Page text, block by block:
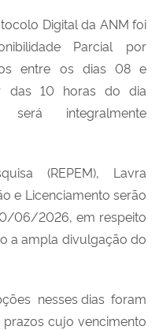
Digital da ANM foi
Parcial por
entre os dias 08 e
das 10 horas do dia
integralmente
(REPEM), Lavra
e Licenciamento serão
06/2026, em respeito
a ampla divulgação do
nesses dias foram
cujo vencimento